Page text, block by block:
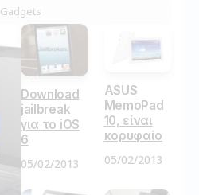
Gadgets
Download
jailbreak
για το iOS
6
05/02/2013
ASUS
MemoPad
10, είναι
κορυφαίο
05/02/2013